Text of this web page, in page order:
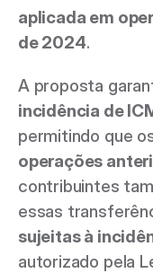
aplicada em
de 2024.
A proposta
incidência de
permitindo que
operações
contribuintes
essas
sujeitas à
autorizado pela